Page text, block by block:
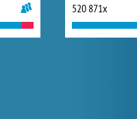
520 871x